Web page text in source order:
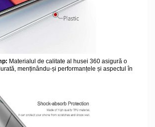
Materialul de calitate al husei 360 asigură o
menținându-și performanțele și aspectul în